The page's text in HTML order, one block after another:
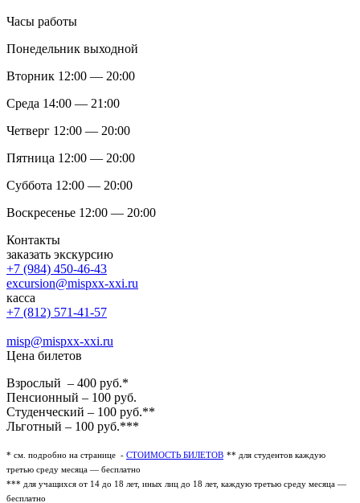
Часы работы
Понедельник выходной
Вторник 12:00 — 20:00
Среда 14:00 — 21:00
Четверг 12:00 — 20:00
Пятница 12:00 — 20:00
Суббота 12:00 — 20:00
Воскресенье 12:00 — 20:00
Контакты
заказать экскурсию
+7 (984) 450-46-43
excursion@mispxx-xxi.ru
касса
+7 (812) 571-41-57
misp@mispxx-xxi.ru
Цена билетов
Взрослый – 400 руб.*
Пенсионный – 100 руб.
Студенческий – 100 руб.**
Льготный – 100 руб.***
* см. подробно на странице - СТОИМОСТЬ БИЛЕТОВ ** для студентов каждую
третью среду месяца — бесплатно
*** для учащихся от 14 до 18 лет, иных лиц до 18 лет, каждую третью среду месяца —
бесплатно